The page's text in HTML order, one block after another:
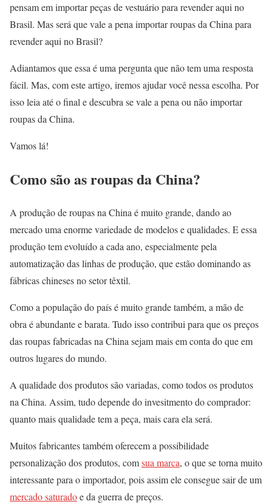
pensam em importar peças de vestuário para revender aqui no
Brasil. Mas será que vale a pena importar roupas da China para
revender aqui no Brasil?
Adiantamos que essa é uma pergunta que não tem uma resposta
fácil. Mas, com este artigo, iremos ajudar você nessa escolha. Por
isso leia até o final e descubra se vale a pena ou não importar
roupas da China.
Vamos lá!
Como são as roupas da China?
A produção de roupas na China é muito grande, dando ao
mercado uma enorme variedade de modelos e qualidades. E essa
produção tem evoluído a cada ano, especialmente pela
automatização das linhas de produção, que estão dominando as
fábricas chineses no setor têxtil.
Como a população do país é muito grande também, a mão de
obra é abundante e barata. Tudo isso contribui para que os preços
das roupas fabricadas na China sejam mais em conta do que em
outros lugares do mundo.
A qualidade dos produtos são variadas, como todos os produtos
na China. Assim, tudo depende do invesitmento do comprador:
quanto mais qualidade tem a peça, mais cara ela será.
Muitos fabricantes também oferecem a possibilidade
personalização dos produtos, comsua marca, o que se torna muito
interessante para o importador, pois assim ele consegue sair de um
mercado saturadoe da guerra de preços.